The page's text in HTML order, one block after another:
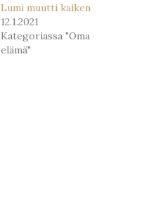
Lumi muutti kaiken
12.1.2021
Kategoriassa "Oma
elämä"